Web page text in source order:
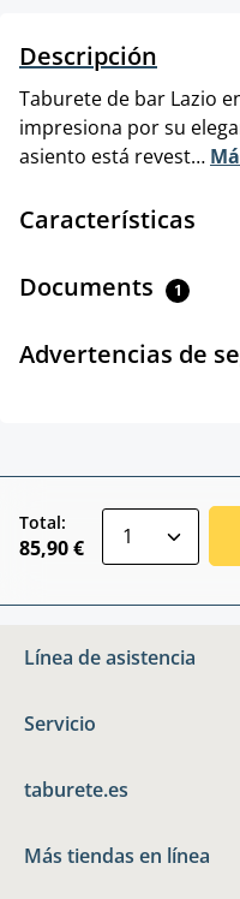
Descripción
Taburete de bar Lazio
impresiona por su
asiento está revest…
Características
Documents 1
Advertencias de
Total:
85,90 €
Línea de asistencia
Servicio
taburete.es
Más tiendas en línea